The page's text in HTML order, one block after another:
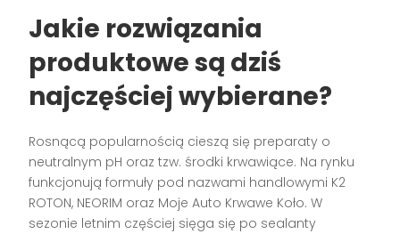
Jakie rozwiązania
produktowe są dziś
najczęściej wybierane?
Rosnącą popularnością cieszą się preparaty o
neutralnym pH oraz tzw. środki krwawiące. Na rynku
funkcjonują formuły pod nazwami handlowymi K2
ROTON, NEORIM oraz Moje Auto Krwawe Koło. W
sezonie letnim częściej sięga się po sealanty